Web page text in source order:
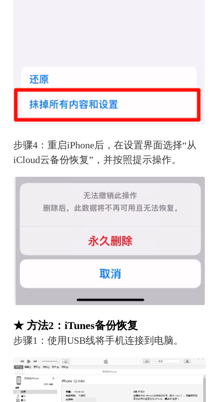
步骤4：重启iPhone后，在设置界面选择“从
iCloud云备份恢复”，并按照提示操作。
★ 方法2：iTunes备份恢复
步骤1：使用USB线将手机连接到电脑。